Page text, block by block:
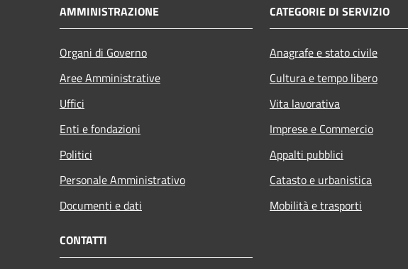
AMMINISTRAZIONE
Organi di Governo
Aree Amministrative
Uffici
Enti e fondazioni
Politici
Personale Amministrativo
Documenti e dati
CATEGORIE DI SERVIZIO
Anagrafe e stato civile
Cultura e tempo libero
Vita lavorativa
Imprese e Commercio
Appalti pubblici
Catasto e urbanistica
Mobilità e trasporti
CONTATTI